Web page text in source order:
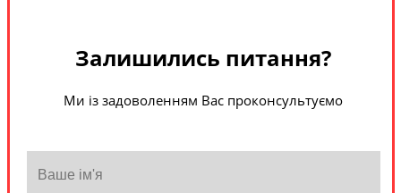
Залишились питання?
Ми із задоволенням Вас проконсультуємо